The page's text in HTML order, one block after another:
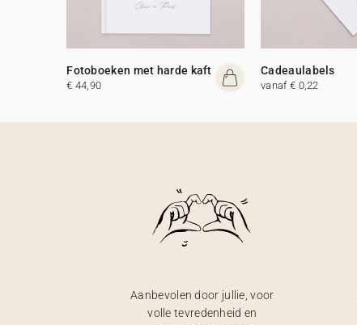
Fotoboeken met harde kaft
€ 44,90
Cadeaulabels
vanaf € 0,22
Aanbevolen door jullie, voor
volle tevredenheid en